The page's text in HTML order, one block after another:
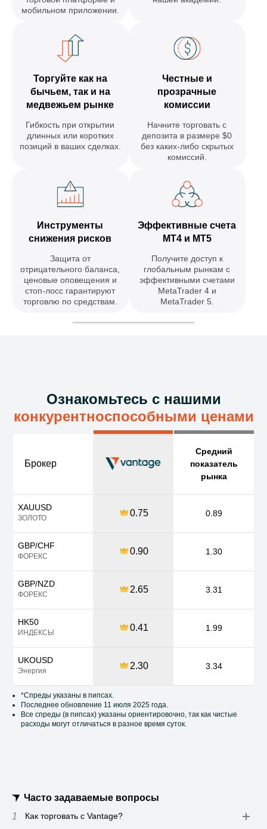
мобильном приложении.
Торгуйте как на
бычьем, так и на
медвежьем рынке
Гибкость при открытии
длинных или коротких
позиций в ваших сделках.
Честные и
прозрачные
комиссии
Начните торговать с
депозита в размере $0
без каких-либо скрытых
комиссий.
Инструменты
снижения рисков
Защита от
отрицательного баланса,
ценовые оповещения и
стоп-лосс гарантируют
торговлю по средствам.
Эффективные счета
MT4 и MT5
Получите доступ к
глобальным рынкам с
эффективными счетами
MetaTrader 4 и
MetaTrader 5.
Ознакомьтесь с нашими
конкурентноспособными ценами
Брокер
Средний
показатель
рынка
XAUUSD
ЗОЛОТО 0.75 0.89
GBP/CHF
ФОРЕКС 0.90 1.30
GBP/NZD
ФОРЕКС 2.65 3.31
HK50
ИНДЕКСЫ 0.41 1.99
UKOUSD
Энергия 2.30 3.34
*Спреды указаны в пипсах.
Последнее обновление 11 июля 2025 года.
Все спреды (в пипсах) указаны ориентировочно, так как чистые
расходы могут отличаться в разное время суток.
Часто задаваемые вопросы
1
Как торговать с Vantage?